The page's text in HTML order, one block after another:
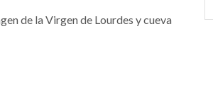
de la Virgen de Lourdes y cueva